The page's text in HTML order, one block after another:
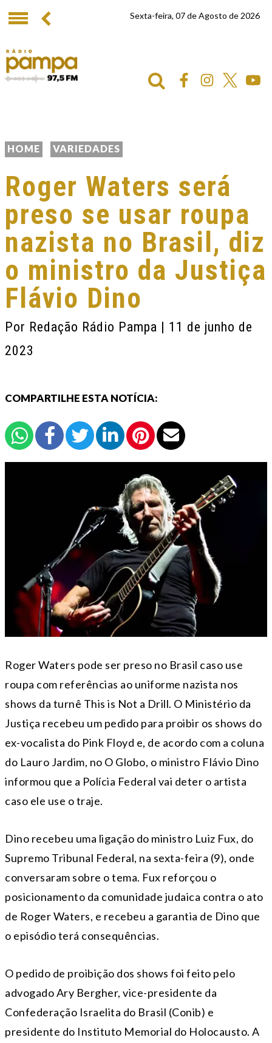
Sexta-feira, 07 de Agosto de 2026
HOME VARIEDADES
Roger Waters será
preso se usar roupa
nazista no Brasil, diz
o ministro da Justiça
Flávio Dino
Por Redação Rádio Pampa | 11 de junho de
2023
COMPARTILHE ESTA NOTÍCIA:
Roger Waters pode ser preso no Brasil caso use
roupa com referências ao uniforme nazista nos
shows da turnê This is Not a Drill. O Ministério da
Justiça recebeu um pedido para proibir os shows do
ex-vocalista do Pink Floyd e, de acordo com a coluna
do Lauro Jardim, no O Globo, o ministro Flávio Dino
informou que a Polícia Federal vai deter o artista
caso ele use o traje.
Dino recebeu uma ligação do ministro Luiz Fux, do
Supremo Tribunal Federal, na sexta-feira (9), onde
conversaram sobre o tema. Fux reforçou o
posicionamento da comunidade judaica contra o ato
de Roger Waters, e recebeu a garantia de Dino que
o episódio terá consequências.
O pedido de proibição dos shows foi feito pelo
advogado Ary Bergher, vice-presidente da
Confederação Israelita do Brasil (Conib) e
presidente do Instituto Memorial do Holocausto. A